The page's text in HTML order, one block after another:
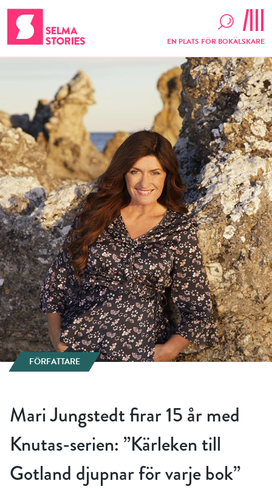
EN PLATS FÖR BOKÄLSKARE
FÖRFATTARE
Mari Jungstedt firar 15 år med
Knutas-serien: ”Kärleken till
Gotland djupnar för varje bok”